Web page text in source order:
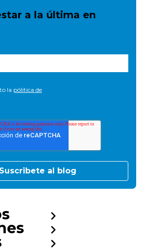
a la última en
la pólitica de